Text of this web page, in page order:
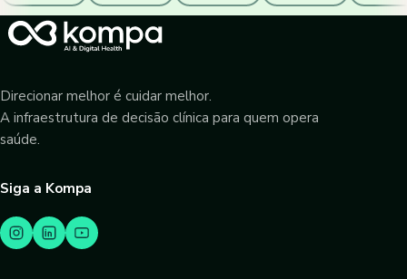
Direcionar melhor é cuidar melhor.
A infraestrutura de decisão clínica para quem opera
saúde.
Siga a Kompa